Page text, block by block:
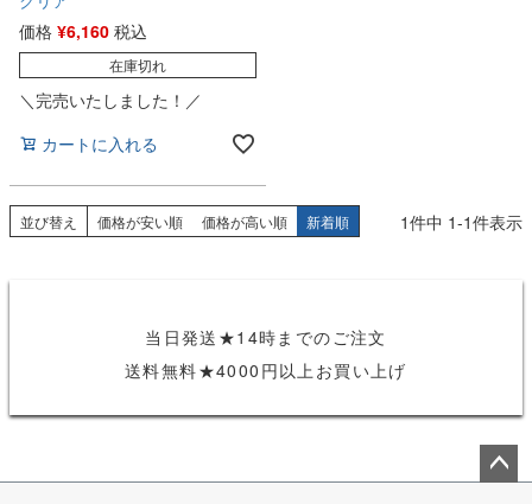
価格 ¥6,160 税込
在庫切れ
＼完売いたしました！／
カートに入れる
並び替え 価格が安い順 価格が高い順 新着順 1件中 1-1件表示
当日発送★14時までのご注文
送料無料★4000円以上お買い上げ